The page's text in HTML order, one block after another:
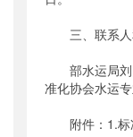
三、联系人
部水运局刘
准化协会水运
附件：1.标